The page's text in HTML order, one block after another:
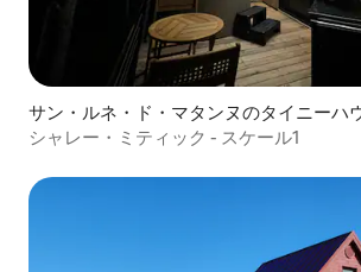
サン・ルネ・ド・マタンヌのタイニーハ
シャレー・ミティック - スケール1